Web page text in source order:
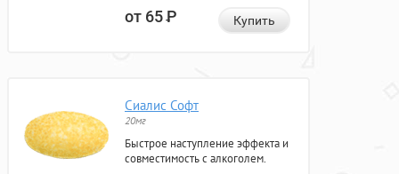
от 65Р Купить
Сиалис Софт
20мг
Быстрое наступление эффекта и
совместимость с алкоголем.